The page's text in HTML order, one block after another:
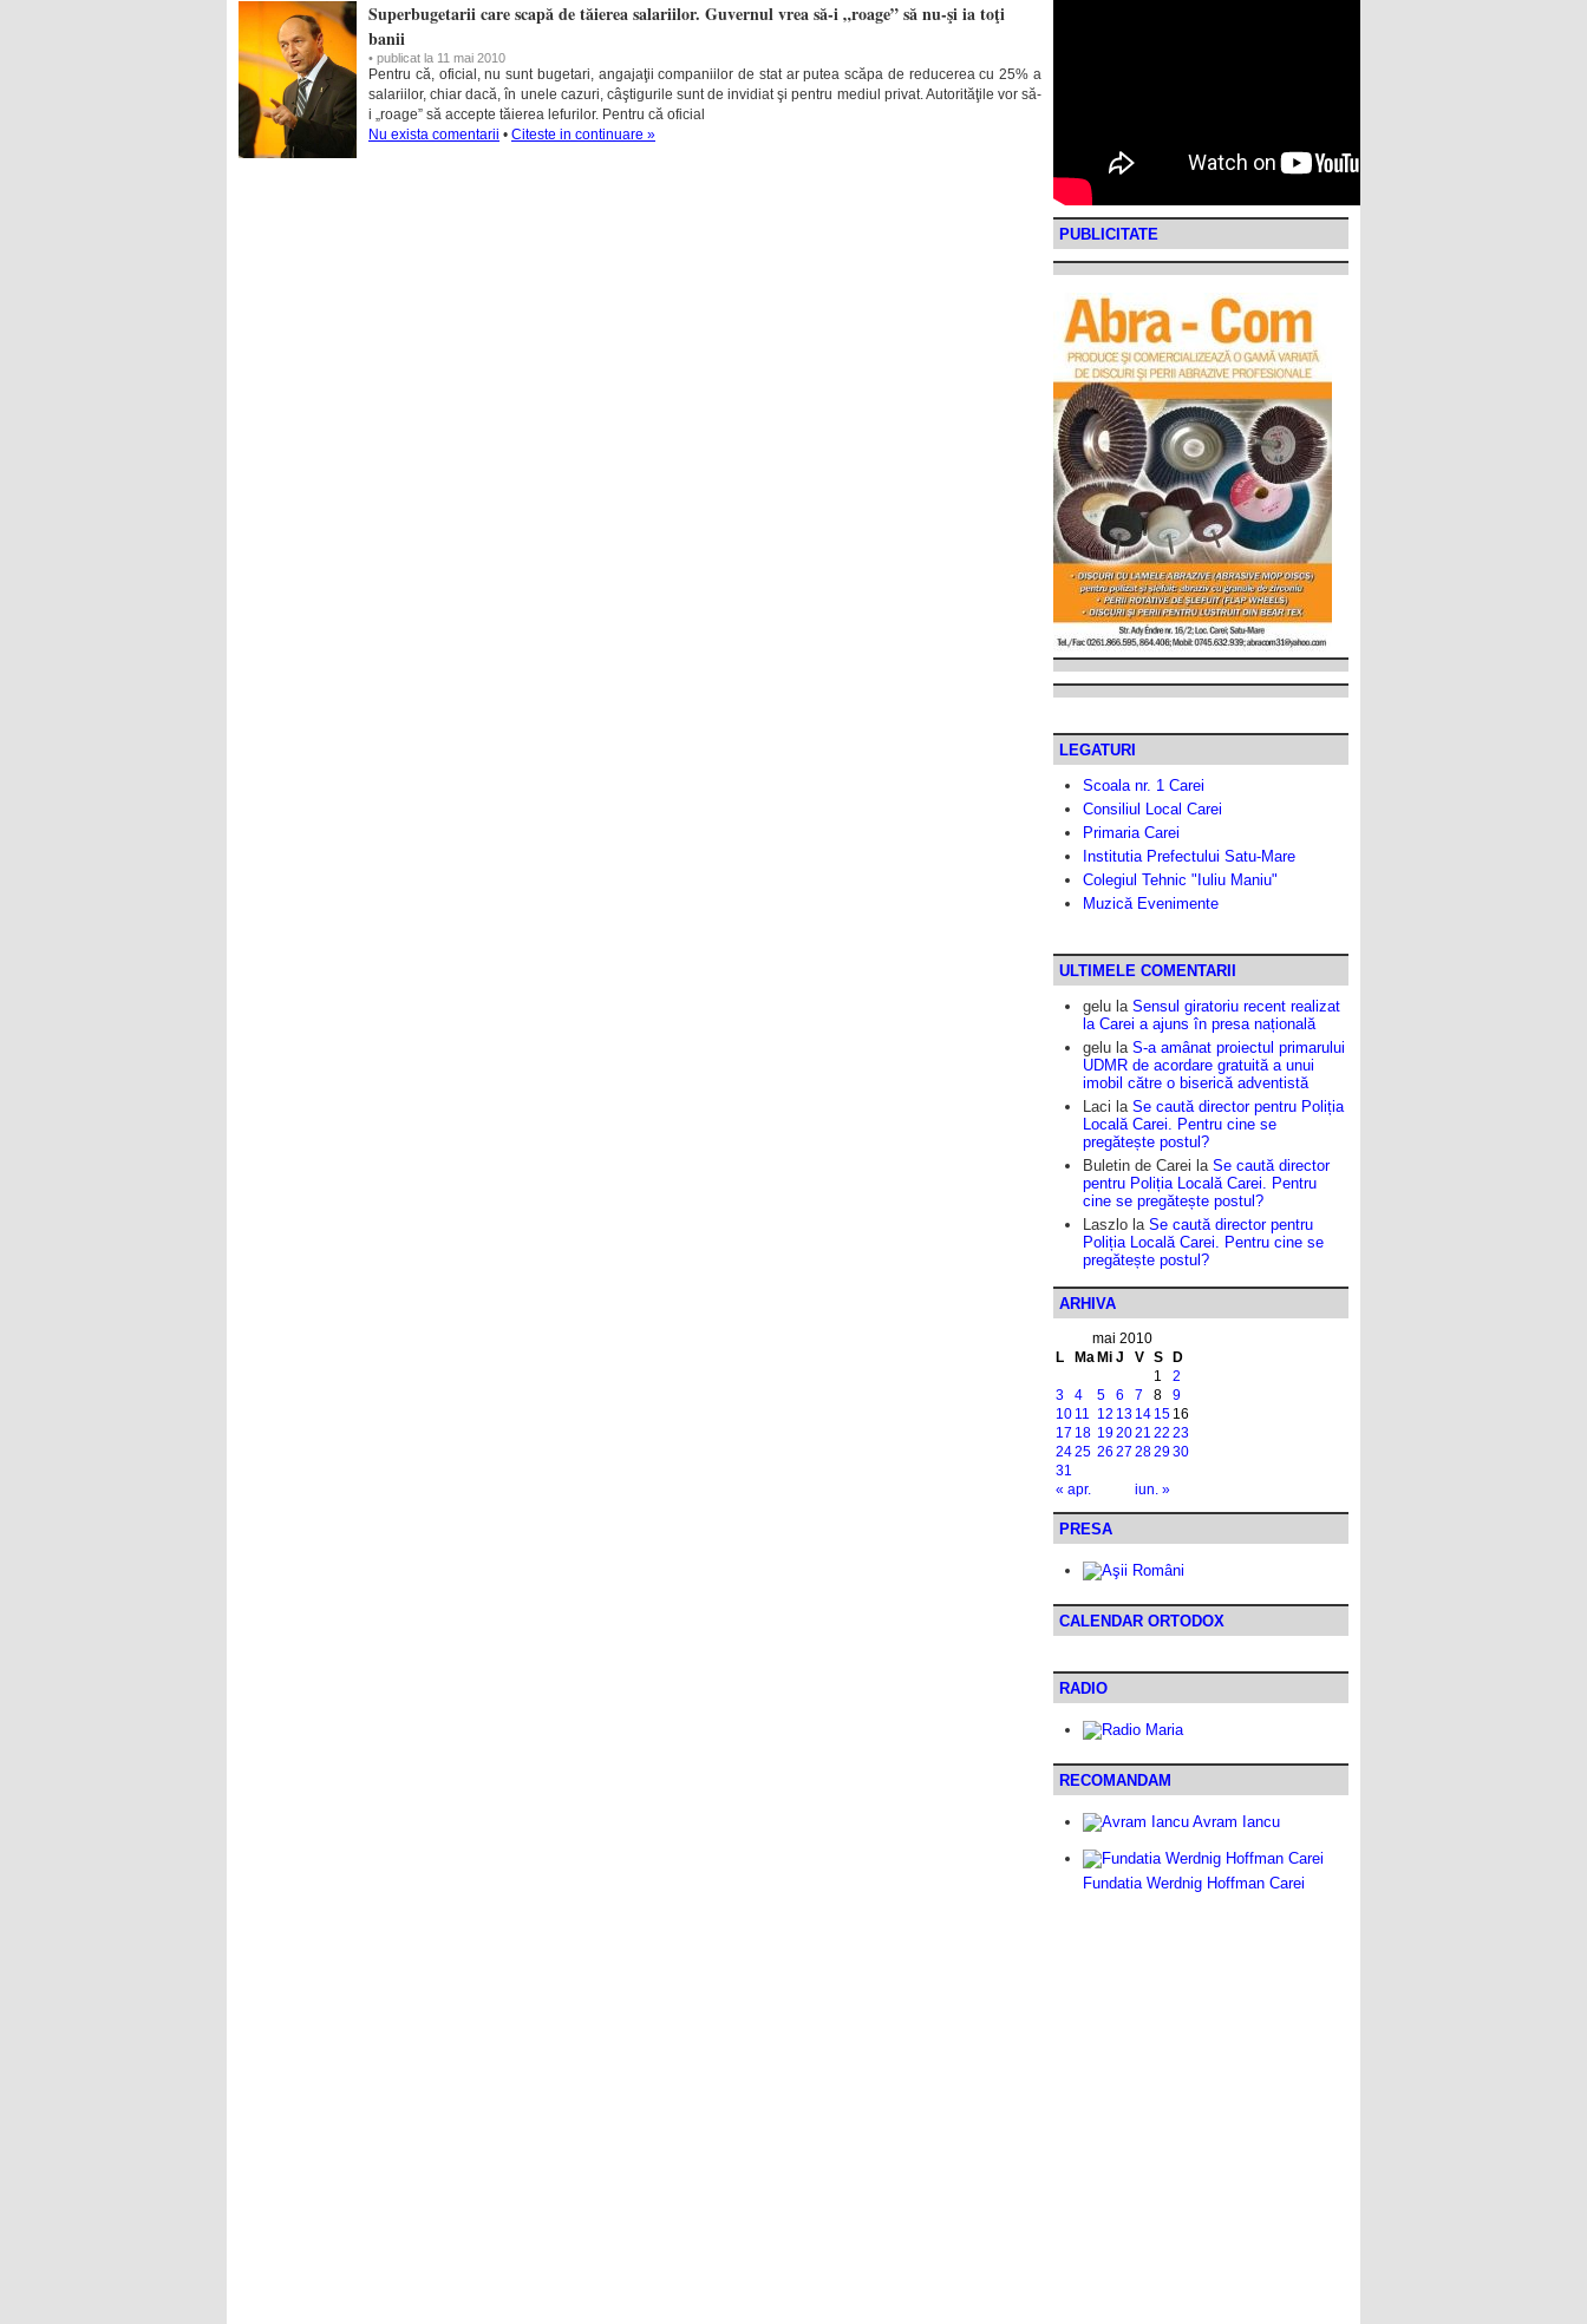
Superbugetarii care scapă de tăierea salariilor. Guvernul vrea să-i „roage” să nu-şi ia toţi
banii
• publicat la 11 mai 2010
Pentru că, oficial, nu sunt bugetari, angajaţii companiilor de stat ar putea scăpa de reducerea cu 25% a
salariilor, chiar dacă, în unele cazuri, câştigurile sunt de invidiat şi pentru mediul privat. Autorităţile vor să-
i „roage” să accepte tăierea lefurilor. Pentru că oficial
Nu exista comentarii • Citeste in continuare »
PUBLICITATE
LEGATURI
Scoala nr. 1 Carei
Consiliul Local Carei
Primaria Carei
Institutia Prefectului Satu-Mare
Colegiul Tehnic "Iuliu Maniu"
Muzică Evenimente
ULTIMELE COMENTARII
gelu la Sensul giratoriu recent realizat
la Carei a ajuns în presa națională
gelu la S-a amânat proiectul primarului
UDMR de acordare gratuită a unui
imobil către o biserică adventistă
Laci la Se caută director pentru Poliția
Locală Carei. Pentru cine se
pregătește postul?
Buletin de Carei la Se caută director
pentru Poliția Locală Carei. Pentru
cine se pregătește postul?
Laszlo la Se caută director pentru
Poliția Locală Carei. Pentru cine se
pregătește postul?
ARHIVA
mai 2010
L
Ma Mi J V S D
« apr. iun. »
1
2
3
4 5 6 7 8
9
10 11 12 13 14 15 16
17 18 192021 22 23
2425 26 27 282930
31
PRESA
CALENDAR ORTODOX
RADIO
RECOMANDAM
Avram Iancu
Fundatia Werdnig Hoffman Carei